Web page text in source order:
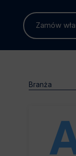
Zamów
Branża